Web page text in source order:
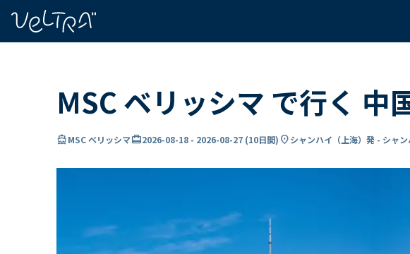
MSC ベリッシマ で行く
directions_boatMSC ベリッシマcard_travel2026-08-18 - 2026-08-27 (10日間) location_onシャンハイ（上海）発 - シャ